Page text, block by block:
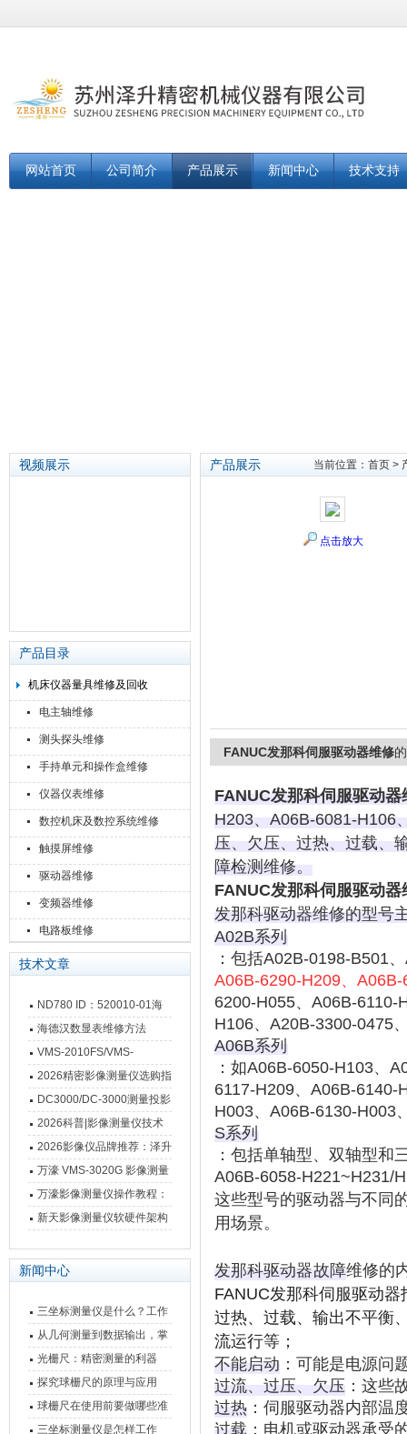
网站首页 公司简介 产品展示 新闻中心 技术支持
视频展示
产品目录
机床仪器量具维修及回收
电主轴维修
测头探头维修
手持单元和操作盒维修
仪器仪表维修
数控机床及数控系统维修
触摸屏维修
驱动器维修
变频器维修
电路板维修
技术文章
ND780 ID：520010-01海
德汉数显表故障维修内容
海德汉数显表维修方法
VMS-2010FS/VMS-
3020FS/VMS-4030FS手动
影像测量仪技术参数
2026精密影像测量仪选购指
南 靠谱品牌一站式选型推荐
DC3000/DC-3000测量投影
仪万濠数据处理器数显表故
障维修方法
2026科普|影像测量仪技术
原理、分类及选型应用
2026影像仪品牌推荐：泽升
影像测量仪选型指南
万濠 VMS-3020G 影像测量
仪技术规格与应用解析
万濠影像测量仪操作教程：
从开机到出报告，新手也能
新天影像测量仪软硬件架构
新闻中心
三坐标测量仪是什么？工作
原理、分类与核心功能一次
讲清
从几何测量到数据输出，掌
握万濠影像测量仪的六大核
心能力
光栅尺：精密测量的利器
探究球栅尺的原理与应用
球栅尺在使用前要做哪些准
备工作？
三坐标测量仪是怎样工作
产品展示 当前位置： 首页 >
点击放大
FANUC发那科伺服驱动器维修
FANUC发那科伺服驱动器
H203、A06B-6081-H106
压、欠压、过热、过载、
障检测维修。
FANUC发那科伺服驱动器
发那科驱动器维修的型号
A02B系列
：包括A02B-0198-B501
A06B-6290-H209、 A06B-
6200-H055、 A06B-6110-
H106、 A20B-3300-0475
A06B系列
：如A06B-6050-H103、
6117-H209、 A06B-6140-
H003、A06B-6130-H003
S系列
：包括单轴型、双轴型和
A06B-6058-H221~H231/
这些型号的驱动器与不同
用场景。
发那科驱动器故障维修的
FANUC发那科伺服驱动
过热、过载、输出不平衡
流运行等；
不能启动 ：可能是电源问
过流、过压、欠压 ：这些
过热 ：伺服驱动器内部温
过载 ：电机或驱动器承受